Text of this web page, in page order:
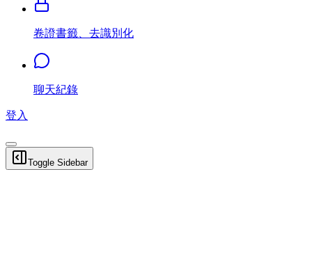
卷證書籤、去識別化
聊天紀錄
登入
Toggle Sidebar